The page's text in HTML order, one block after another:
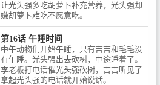
让光头强多吃胡萝卜补充营养，光头强却
嫌胡萝卜难吃不愿意吃。
第16话 午睡时间
中午动物们开始午睡，只有吉吉和毛毛没
有午睡。光头强出去砍树，中途睡着了。
李老板打电话催光头强砍树，吉吉听见了
拿起光头强的电话就开始说话。